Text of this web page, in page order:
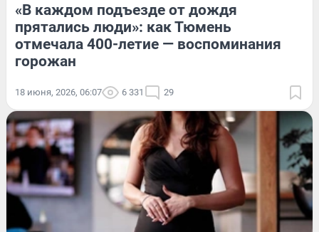
«В каждом подъезде от дождя
прятались люди»: как Тюмень
отмечала 400-летие — воспоминания
горожан
18 июня, 2026, 06:07 6 331 29